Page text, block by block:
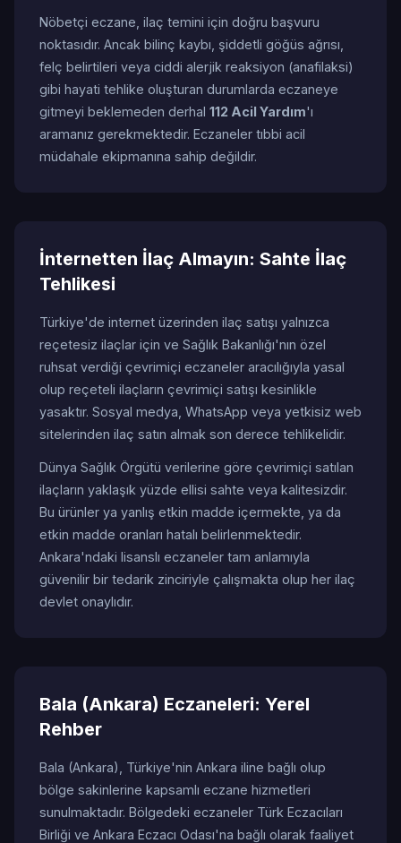
Nöbetçi eczane, ilaç temini için doğru başvuru
noktasıdır. Ancak bilinç kaybı, şiddetli göğüs ağrısı,
felç belirtileri veya ciddi alerjik reaksiyon (anafilaksi)
gibi hayati tehlike oluşturan durumlarda eczaneye
gitmeyi beklemeden derhal 112 Acil Yardım'ı
aramanız gerekmektedir. Eczaneler tıbbi acil
müdahale ekipmanına sahip değildir.
İnternetten İlaç Almayın: Sahte İlaç
Tehlikesi
Türkiye'de internet üzerinden ilaç satışı yalnızca
reçetesiz ilaçlar için ve Sağlık Bakanlığı'nın özel
ruhsat verdiği çevrimiçi eczaneler aracılığıyla yasal
olup reçeteli ilaçların çevrimiçi satışı kesinlikle
yasaktır. Sosyal medya, WhatsApp veya yetkisiz web
sitelerinden ilaç satın almak son derece tehlikelidir.
Dünya Sağlık Örgütü verilerine göre çevrimiçi satılan
ilaçların yaklaşık yüzde ellisi sahte veya kalitesizdir.
Bu ürünler ya yanlış etkin madde içermekte, ya da
etkin madde oranları hatalı belirlenmektedir.
Ankara'ndaki lisanslı eczaneler tam anlamıyla
güvenilir bir tedarik zinciriyle çalışmakta olup her ilaç
devlet onaylıdır.
Bala (Ankara) Eczaneleri: Yerel
Rehber
Bala (Ankara), Türkiye'nin Ankara iline bağlı olup
bölge sakinlerine kapsamlı eczane hizmetleri
sunulmaktadır. Bölgedeki eczaneler Türk Eczacıları
Birliği ve Ankara Eczacı Odası'na bağlı olarak faaliyet